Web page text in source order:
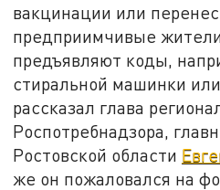
вакцинации или
предприимчивые
предъявляют коды,
стиральной машинки
рассказал глава
Роспотребнадзора,
Ростовской области
же он пожаловался на